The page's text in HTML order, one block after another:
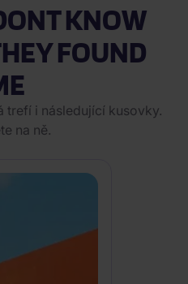
KNOW
FOUND
trefí i následující kusovky.
na ně.